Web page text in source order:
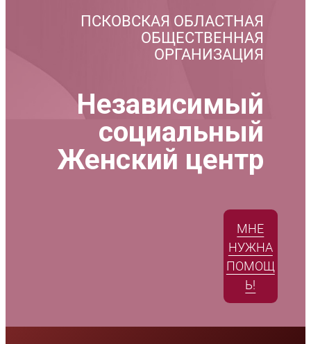
ПСКОВСКАЯ ОБЛАСТНАЯ
ОБЩЕСТВЕННАЯ
ОРГАНИЗАЦИЯ
Независимый
социальный
Женский центр
МНЕ
НУЖНА
ПОМОЩ
Ь!